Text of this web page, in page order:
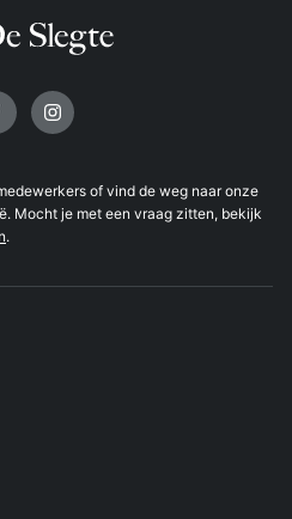
of vind de weg naar onze
Mocht je met een vraag zitten, bekijk
.